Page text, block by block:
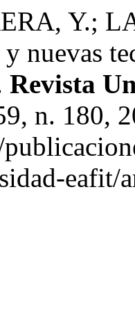
Y.;
nuevas
Revista
n. 180,
eafit/